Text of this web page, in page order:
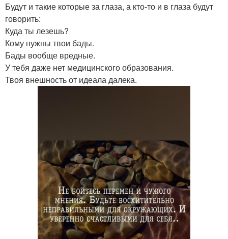
Будут и такие которые за глаза, а кто-то и в глаза будут
говорить:
Куда ты лезешь?
Кому нужны твои бады.
Бады вообще вредные.
У тебя даже нет медицинского образования.
Твоя внешность от идеала далека.